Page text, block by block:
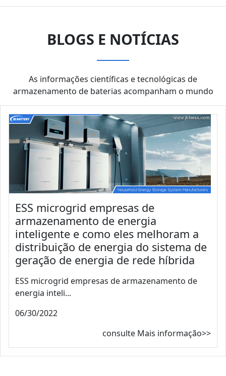
BLOGS E NOTÍCIAS
As informações científicas e tecnológicas de
armazenamento de baterias acompanham o mundo
ESS microgrid empresas de
armazenamento de energia
inteligente e como eles melhoram a
distribuição de energia do sistema de
geração de energia de rede híbrida
ESS microgrid empresas de armazenamento de
energia inteli...
06/30/2022
consulte Mais informação>>